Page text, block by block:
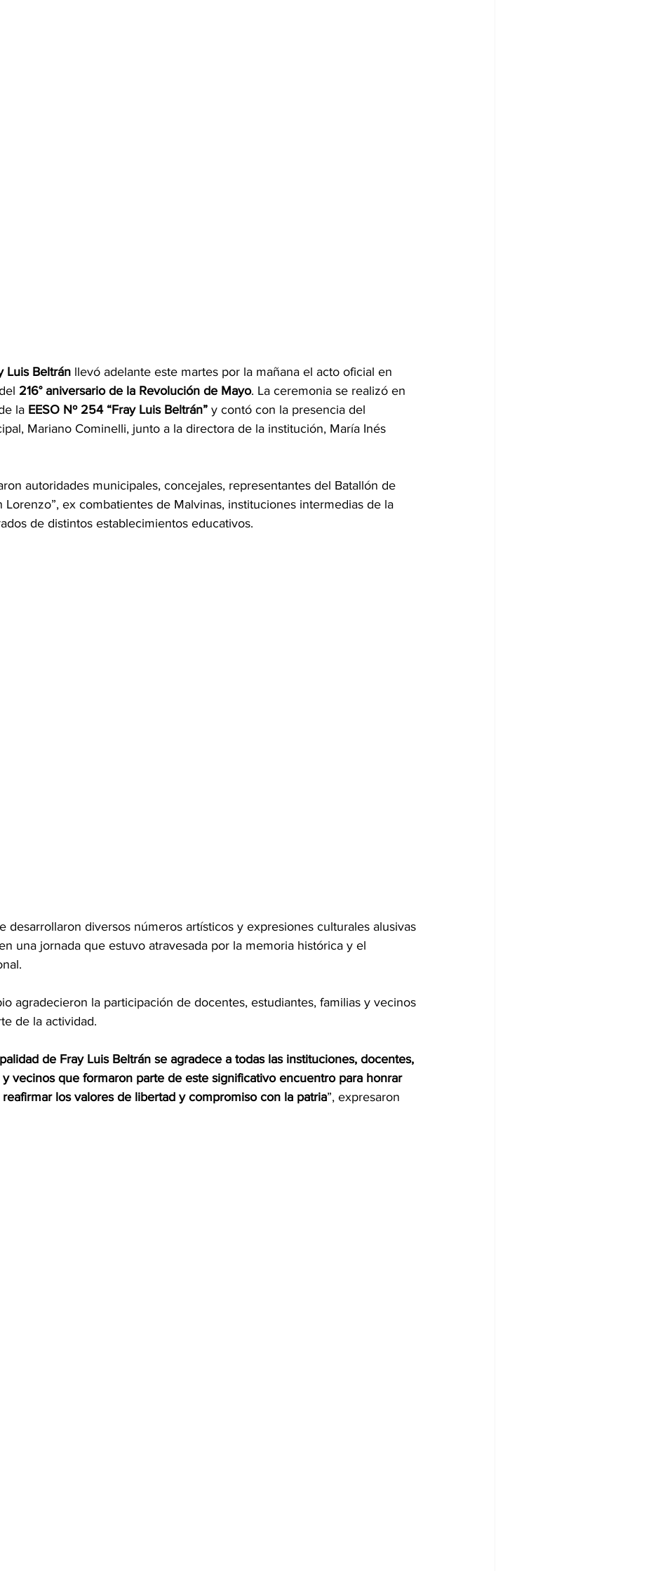
Luis Beltrán llevó adelante este martes por la mañana el acto oficial en
216° aniversario de la Revolución de Mayo. La ceremonia se realizó en
la EESO Nº 254 “Fray Luis Beltrán” y contó con la presencia del
Mariano Cominelli, junto a la directora de la institución, María Inés
autoridades municipales, concejales, representantes del Batallón de
Lorenzo”, ex combatientes de Malvinas, instituciones intermedias de la
de distintos establecimientos educativos.
desarrollaron diversos números artísticos y expresiones culturales alusivas
una jornada que estuvo atravesada por la memoria histórica y el
agradecieron la participación de docentes, estudiantes, familias y vecinos
de la actividad.
de Fray Luis Beltrán se agradece a todas las instituciones, docentes,
y vecinos que formaron parte de este significativo encuentro para honrar
los valores de libertad y compromiso con la patria”, expresaron